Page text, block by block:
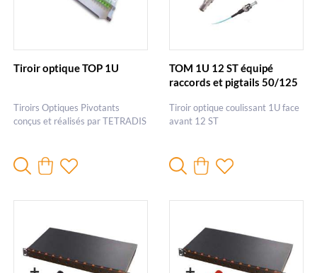
Tiroir optique TOP 1U
Tiroirs Optiques Pivotants
conçus et réalisés par TETRADIS
TOM 1U 12 ST équipé
raccords et pigtails 50/125
Tiroir optique coulissant 1U face
avant 12 ST